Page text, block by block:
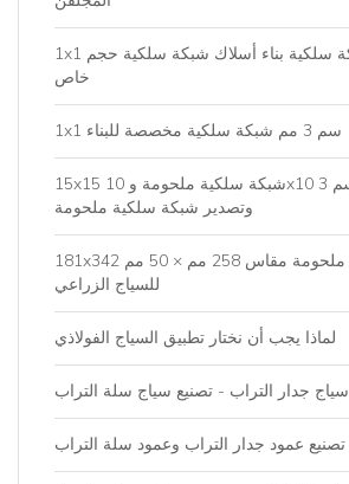
1x1 سم 3 مم شبكة سلكية بناء أسلاك شبكة سلكية حجم
خاص
1x1 سم 3 مم شبكة سلكية مخصصة للبناء
15x15 شبكة سلكية ملحومة و 10x10 سم 3mm تصنيع
وتصدير شبكة سلكية ملحومة
181x342 سم ثقب سلكية ملحومة مقاس 258 مم × 50 مم
للسياج الزراعي
لماذا يجب أن نختار تطبيق السياج الفولاذي
سياج جدار التراب - تصنيع سياج سلة التراب
تصنيع عمود جدار التراب وعمود سلة التراب